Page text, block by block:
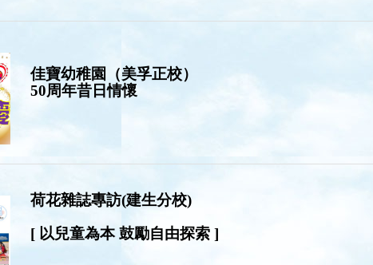
佳寶幼稚園（美孚正校）
50周年昔日情懷
荷花雜誌專訪(建生分校)
[ 以兒童為本 鼓勵自由探索 ]